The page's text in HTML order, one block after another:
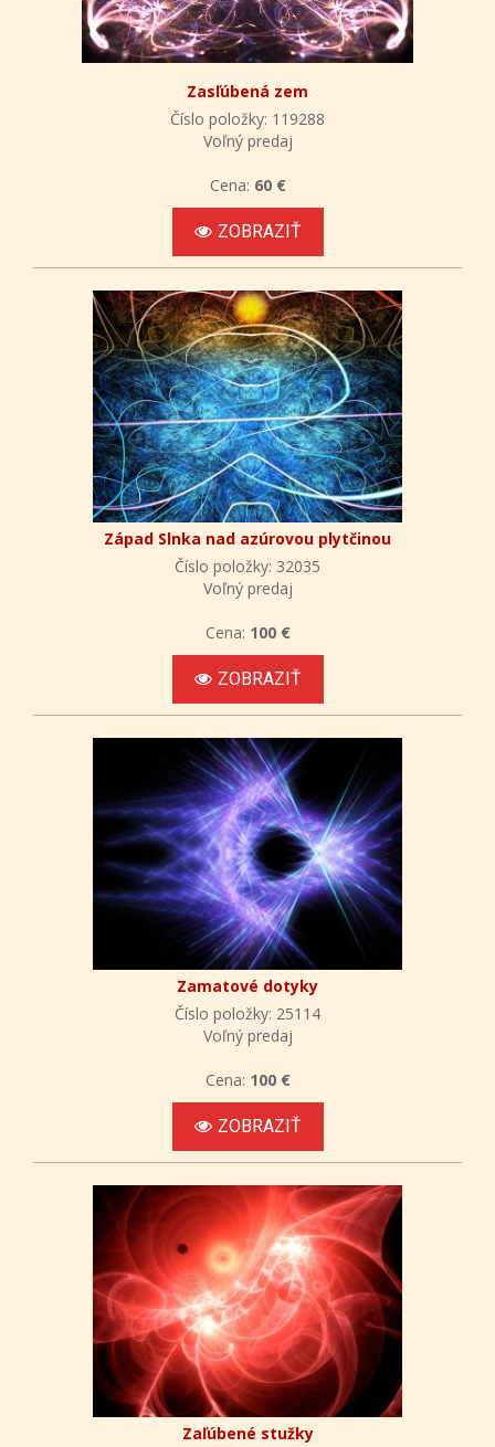
Zasľúbená zem
Číslo položky: 119288
Voľný predaj
Cena: 60 €
ZOBRAZIŤ
Západ Slnka nad azúrovou plytčinou
Číslo položky: 32035
Voľný predaj
Cena: 100 €
ZOBRAZIŤ
Zamatové dotyky
Číslo položky: 25114
Voľný predaj
Cena: 100 €
ZOBRAZIŤ
Zaľúbené stužky